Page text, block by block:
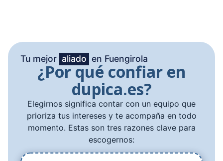
Tu mejor aliado en Fuengirola
¿Por qué confiar en
dupica.es?
Elegirnos significa contar con un equipo que
prioriza tus intereses y te acompaña en todo
momento. Estas son tres razones clave para
escogernos: